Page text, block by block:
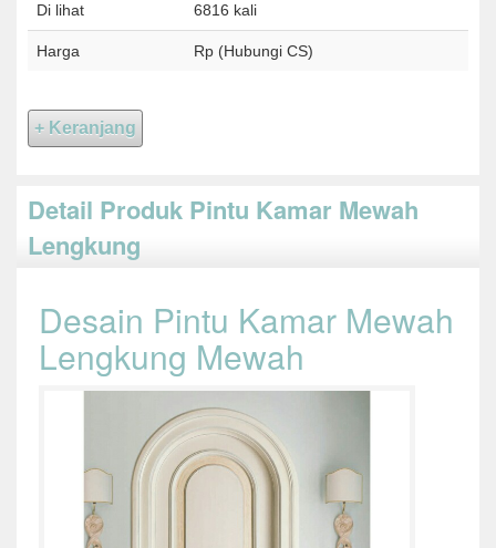
Di lihat 6816 kali
Harga Rp (Hubungi CS)
Detail Produk Pintu Kamar Mewah
Lengkung
Desain Pintu Kamar Mewah
Lengkung Mewah